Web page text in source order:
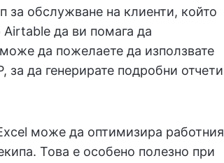
за обслужване на клиенти, който
да ви помага да
да пожелаете да използвате
за да генерирате подробни отчети
може да оптимизира работния
Това е особено полезно при